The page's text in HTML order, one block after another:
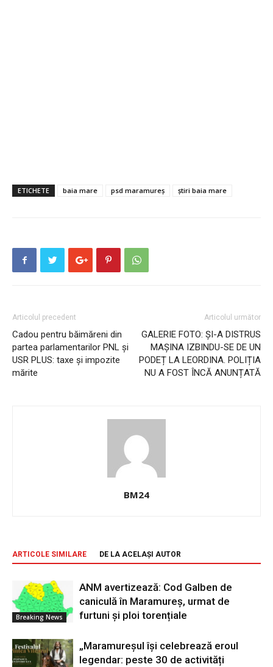
ETICHETE baia mare psd maramureș știri baia mare
Articolul precedent
Cadou pentru băimăreni din
partea parlamentarilor PNL și
USR PLUS: taxe și impozite
mărite
Articolul următor
GALERIE FOTO: ȘI-A DISTRUS
MAȘINA IZBINDU-SE DE UN
PODEȚ LA LEORDINA. POLIȚIA
NU A FOST ÎNCĂ ANUNȚATĂ
BM24
ARTICOLE SIMILARE DE LA ACELAȘI AUTOR
Breaking News
ANM avertizează: Cod Galben de
caniculă în Maramureș, urmat de
furtuni și ploi torențiale
„Maramureșul își celebrează eroul
legendar: peste 30 de activități